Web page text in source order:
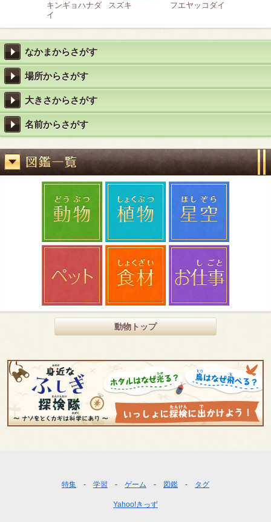
キンギョハナダ
イ
スズキ フエヤッコダイ
なかまからさがす
場所からさがす
大きさからさがす
名前からさがす
動物トップ
特集 学習 ゲーム 図鑑 タグ
Yahoo!きっず